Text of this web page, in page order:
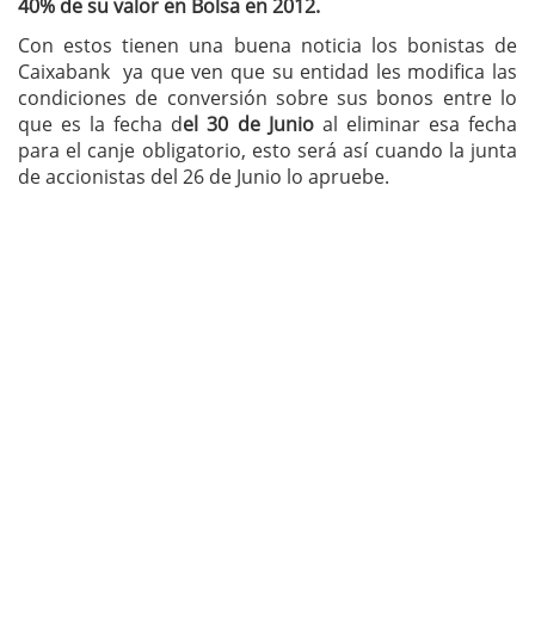
40% de su valor en Bolsa en 2012.
Con estos tienen una buena noticia los bonistas de
Caixabank ya que ven que su entidad les modifica las
condiciones de conversión sobre sus bonos entre lo
que es la fecha del 30 de Junioal eliminar esa fecha
para el canje obligatorio, esto será así cuando la junta
de accionistas del 26 de Junio lo apruebe.